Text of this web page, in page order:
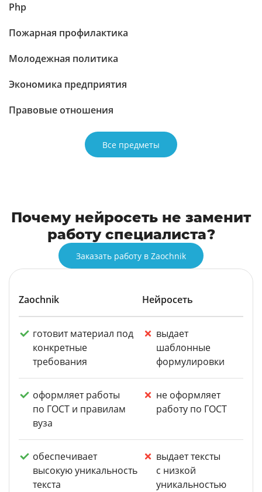
Php
Пожарная профилактика
Молодежная политика
Экономика предприятия
Правовые отношения
Все предметы
Почему нейросеть не заменит
работу специалиста?
Заказать работу в Zaochnik
Zaochnik Нейросеть
готовит материал под
конкретные
требования
выдает
шаблонные
формулировки
оформляет работы
по ГОСТ и правилам
вуза
не оформляет
работу по ГОСТ
обеспечивает
высокую уникальность
текста
выдает тексты
с низкой
уникальностью